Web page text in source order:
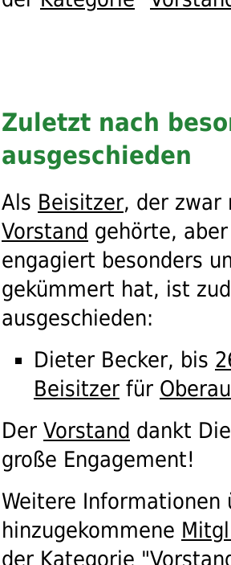
Zuletzt nach
ausgeschieden
Als Beisitzer, der zwar
Vorstand gehörte,
engagiert besonders
gekümmert hat, ist
ausgeschieden:
Dieter Becker, bis
Beisitzer für
Der Vorstand dankt
große Engagement!
Weitere Informationen
hinzugekommene
der Kategorie "